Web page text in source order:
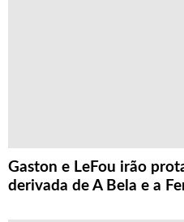
Gaston e LeFou irão
derivada de A Bela e a